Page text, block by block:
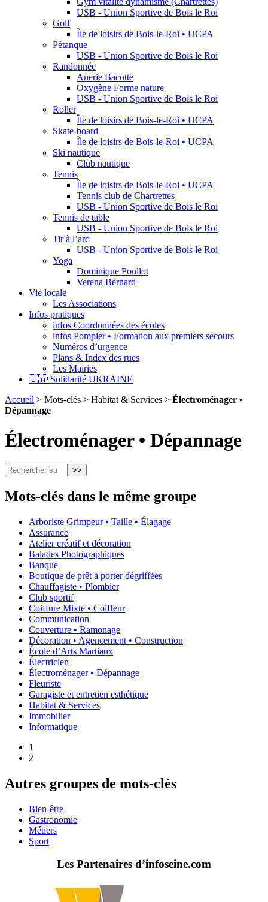
USB - Union Sportive de Bois le Roi
Golf
Île de loisirs de Bois-le-Roi • UCPA
Pétanque
USB - Union Sportive de Bois le Roi
Randonnée
Anerie Bacotte
Oxygène Forme nature
USB - Union Sportive de Bois le Roi
Roller
Île de loisirs de Bois-le-Roi • UCPA
Skate-board
Île de loisirs de Bois-le-Roi • UCPA
Ski nautique
Club nautique
Tennis
Île de loisirs de Bois-le-Roi • UCPA
Tennis club de Chartrettes
USB - Union Sportive de Bois le Roi
Tennis de table
USB - Union Sportive de Bois le Roi
Tir à l’arc
USB - Union Sportive de Bois le Roi
Yoga
Dominique Poullot
Verena Bernard
Vie locale
Les Associations
Infos pratiques
infos Coordonnées des écoles
infos Pompier • Formation aux premiers secours
Numéros d’urgence
Plans & Index des rues
Les Mairies
🇺🇦 Solidarité UKRAINE
Accueil > Mots-clés > Habitat & Services > Électroménager •
Dépannage
Électroménager • Dépannage
Mots-clés dans le même groupe
Arboriste Grimpeur • Taille • Élagage
Assurance
Atelier créatif et décoration
Balades Photographiques
Banque
Boutique de prêt à porter dégriffées
Chauffagiste • Plombier
Club sportif
Coiffure Mixte • Coiffeur
Communication
Couverture • Ramonage
Décoration • Agencement • Construction
École d’Arts Martiaux
Électricien
Électroménager • Dépannage
Fleuriste
Garagiste et entretien esthétique
Habitat & Services
Immobilier
Informatique
1
2
Autres groupes de mots-clés
Bien-être
Gastronomie
Métiers
Sport
Les Partenaires d’infoseine.com